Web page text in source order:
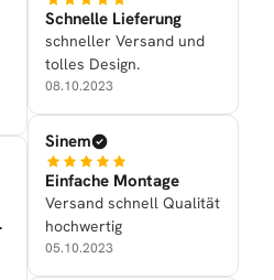
Schnelle Lieferung
schneller Versand und
tolles Design.
08.10.2023
Sinem
Einfache Montage
Versand schnell Qualität
hochwertig
05.10.2023